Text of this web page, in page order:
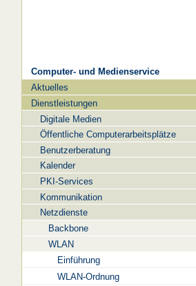
Computer- und Medienservice
Navigation
Aktuelles
Dienstleistungen
Digitale Medien
Öffentliche Computerarbeitsplätze
Benutzerberatung
Kalender
PKI-Services
Kommunikation
Netzdienste
Backbone
WLAN
Einführung
WLAN-Ordnung